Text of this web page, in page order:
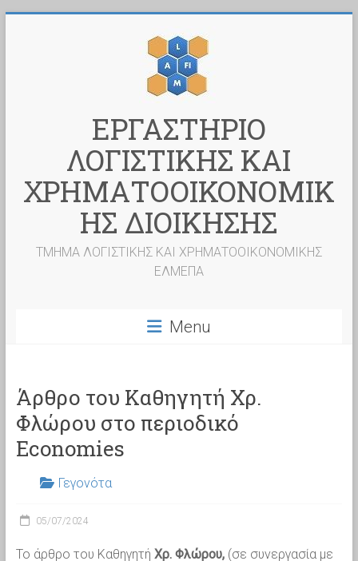
ΕΡΓΑΣΤΗΡΙΟ
ΛΟΓΙΣΤΙΚΗΣ ΚΑΙ
ΧΡΗΜΑΤΟΟΙΚΟΝΟΜΙΚ
ΗΣ ΔΙΟΙΚΗΣΗΣ
ΤΜΗΜΑ ΛΟΓΙΣΤΙΚΗΣ ΚΑΙ ΧΡΗΜΑΤΟΟΙΚΟΝΟΜΙΚΗΣ
ΕΛΜΕΠΑ
Menu
Άρθρο του Καθηγητή Χρ.
Φλώρου στο περιοδικό
Economies
Γεγονότα
05/07/2024
Το άρθρο του Καθηγητή Χρ. Φλώρου, (σε συνεργασία με